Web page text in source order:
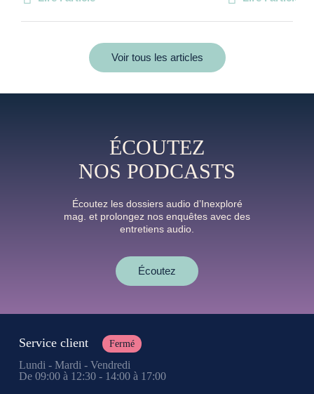
Voir tous les articles
ÉCOUTEZ
NOS PODCASTS
Écoutez les dossiers audio d’Inexploré
mag. et prolongez nos enquêtes avec des
entretiens audio.
Écoutez
Service client Fermé
Lundi - Mardi - Vendredi
De 09:00 à 12:30 - 14:00 à 17:00